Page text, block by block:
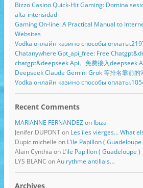
Bizzo Casino Quick‑Hit Gaming: Domina
alta‑intensidad
Gaming On-line: A Practical Manual to
Websites
Vodka онлайн казино способы
Chatanywhere Gpt_api_free: Free
chatgpt&deepseek Api。免费接入deepseek
Deepseek Claude Gemini Grok 等排名靠前的
Vodka онлайн казино способы
Recent Comments
MARIANNE FERNANDEZon Ibiza
Jenifer DUPONTon Les îles vierges… What
Dupic michelle on L’ile Papillon ( Guadeloupe
Alain Cynthia on L’ile Papillon ( Guadeloupe )
LYS BLANC onAu rythme antillais…
Archives